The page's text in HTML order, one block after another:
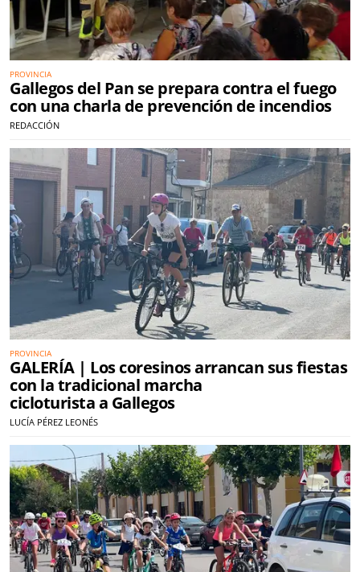
PROVINCIA
Gallegos del Pan se prepara contra el fuego
con una charla de prevención de incendios
REDACCIÓN
PROVINCIA
GALERÍA | Los coresinos arrancan sus fiestas
con la tradicional marcha
cicloturista a Gallegos
LUCÍA PÉREZ LEONÉS